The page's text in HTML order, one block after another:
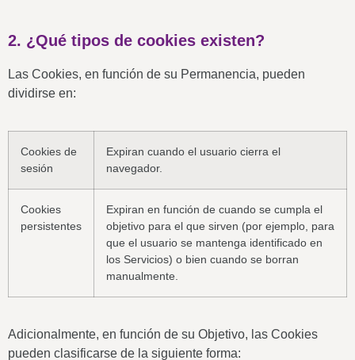
2. ¿Qué tipos de cookies existen?
Las Cookies, en función de su Permanencia, pueden
dividirse en:
Cookies de
sesión
Expiran cuando el usuario cierra el
navegador.
Cookies
persistentes
Expiran en función de cuando se cumpla el
objetivo para el que sirven (por ejemplo, para
que el usuario se mantenga identificado en
los Servicios) o bien cuando se borran
manualmente.
Adicionalmente, en función de su Objetivo, las Cookies
pueden clasificarse de la siguiente forma: